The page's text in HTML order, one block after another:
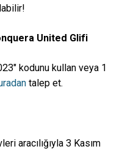
United Glifi
kodunu kullan veya 1
talep et.
aracılığıyla 3 Kasım